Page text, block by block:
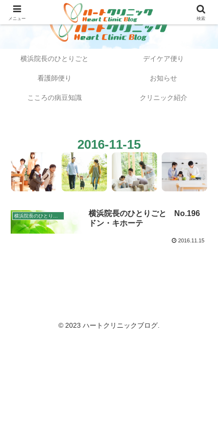
横浜院長のひとりごと デイケア便り
看護師便り お知らせ
こころの病豆知識 クリニック紹介
2016-11-15
横浜院長のひとりごと No.196
ドン・キホーテ
2016.11.15
© 2023 ハートクリニックブログ.
メニュー 検索